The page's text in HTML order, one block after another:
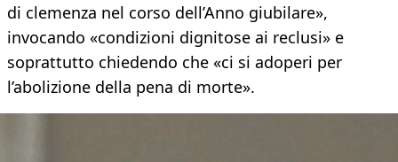
di clemenza nel corso dell’Anno giubilare»,
invocando «condizioni dignitose ai reclusi» e
soprattutto chiedendo che «ci si adoperi per
l’abolizione della pena di morte».